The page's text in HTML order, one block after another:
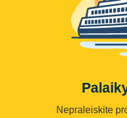
Nepraleiskite